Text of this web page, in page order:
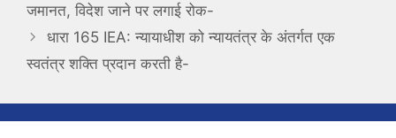
जमानत, विदेश जाने पर लगाई रोक-
धारा 165 IEA: न्यायाधीश को न्यायतंत्र के अंतर्गत एक
स्वतंत्र शक्ति प्रदान करती है-